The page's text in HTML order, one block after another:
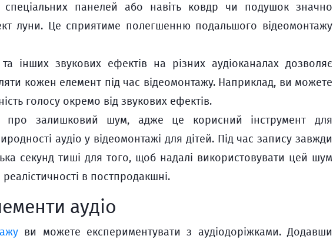
спеціальних панелей або навіть ковдр чи подушок значно
луни. Це сприятиме полегшенню подальшого відеомонтажу
інших звукових ефектів на різних аудіоканалах дозволяє
кожен елемент під час відеомонтажу. Наприклад, ви можете
голосу окремо від звукових ефектів.
про залишковий шум, адже це корисний інструмент для
аудіо у відеомонтажі для дітей. Під час запису завжди
секунд тиші для того, щоб надалі використовувати цей шум
в постпродакшні.
аудіо
ви можете експериментувати з аудіодоріжками. Додавши